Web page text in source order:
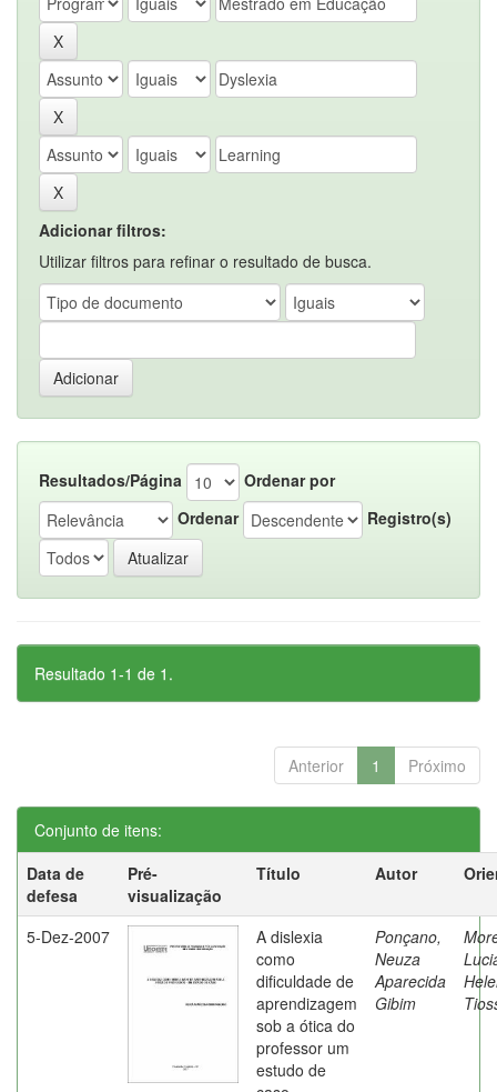
Adicionar filtros:
Utilizar filtros para refinar o resultado de busca.
Resultados/Página
Ordenar por
Ordenar
Registro(s)
Resultado 1-1 de 1.
Anterior 1 Próximo
Conjunto de itens:
Data de
defesa
Pré-
visualização
Título Autor
5-Dez-2007
A dislexia
como
dificuldade de
aprendizagem
sob a ótica do
professor um
estudo de
Ponçano,
Neuza
Aparecida
Gibim